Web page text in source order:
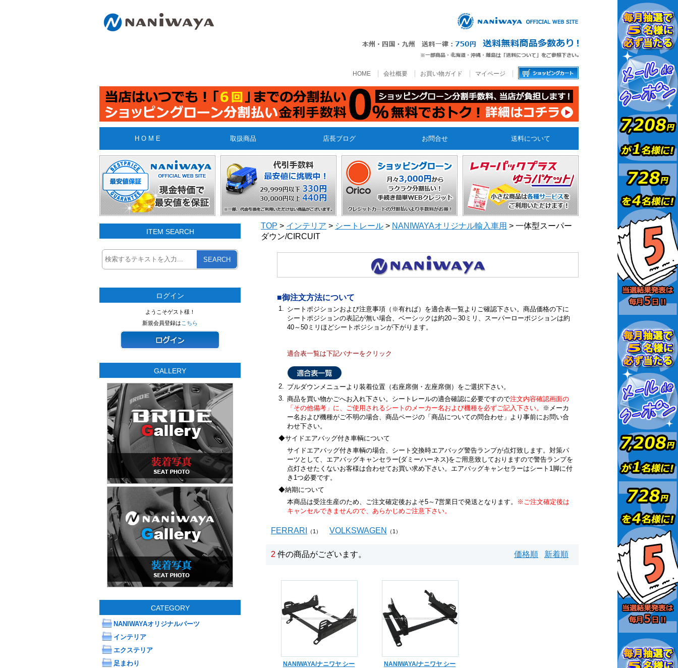
HOME 会社概要 お買い物ガイド マイページ
H O M E 取扱商品 店長ブログ お問合せ 送料について
ITEM SEARCH
SEARCH
ログイン
ようこそゲスト様！
新規会員登録は こちら
GALLERY
CATEGORY
NANIWAYAオリジナルパーツ
インテリア
エクステリア
足まわり
TOP > インテリア > シートレール > NANIWAYAオリジナル輸入車用 > 一体型スーパー
ダウン/CIRCUIT
■御注文方法について
1. シートポジションおよび注意事項（※有れば）を適合表一覧よりご確認下さい。商品価格の下に
シートポジションの表記が無い場合、ベーシックは約20～30ミリ、スーパーローポジションは約
40～50ミリほどシートポジションが下がります。
適合表一覧は下記バナーをクリック
2. プルダウンメニューより装着位置（右座席側・左座席側）をご選択下さい。
3. 商品を買い物かごへお入れ下さい。シートレールの適合確認に必要ですので注文内容確認画面の
「その他備考」に、ご使用されるシートのメーカー名および機種を必ずご記入下さい。
※メーカ
ー名および機種がご不明の場合、商品ページの「商品についての問合わせ」より事前にお問い合
わせ下さい。
◆サイドエアバッグ付き車輌について
サイドエアバッグ付き車輌の場合、シート交換時エアバッグ警告ランプが点灯致します。対策パ
ーツとして、エアバッグキャンセラー(ダミーハーネス)をご用意致しておりますので警告ランプを
点灯させたくないお客様は合わせてお買い求め下さい。エアバッグキャンセラーはシート1脚に付
き1つ必要です。
◆納期について
本商品は受注生産のため、ご注文確定後およそ5～7営業日で発送となります。
※ご注文確定後は
キャンセルできませんので、あらかじめご注意下さい。
FERRARI （1） VOLKSWAGEN （1）
2 件の商品がございます。 価格順 新着順
NANIWAYA/ナニワヤ シー
NANIWAYA/ナニワヤ シー